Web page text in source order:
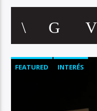
FEATURED INTERÉS